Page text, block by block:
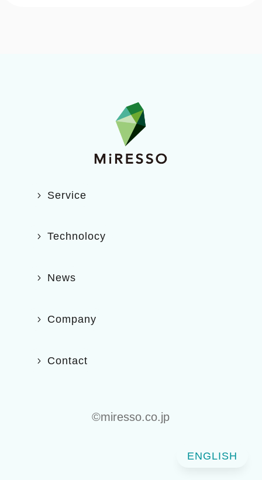
Service
Technolocy
News
Company
Contact
©️miresso.co.jp
ENGLISH